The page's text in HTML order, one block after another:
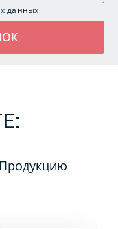
данных
Продукцию